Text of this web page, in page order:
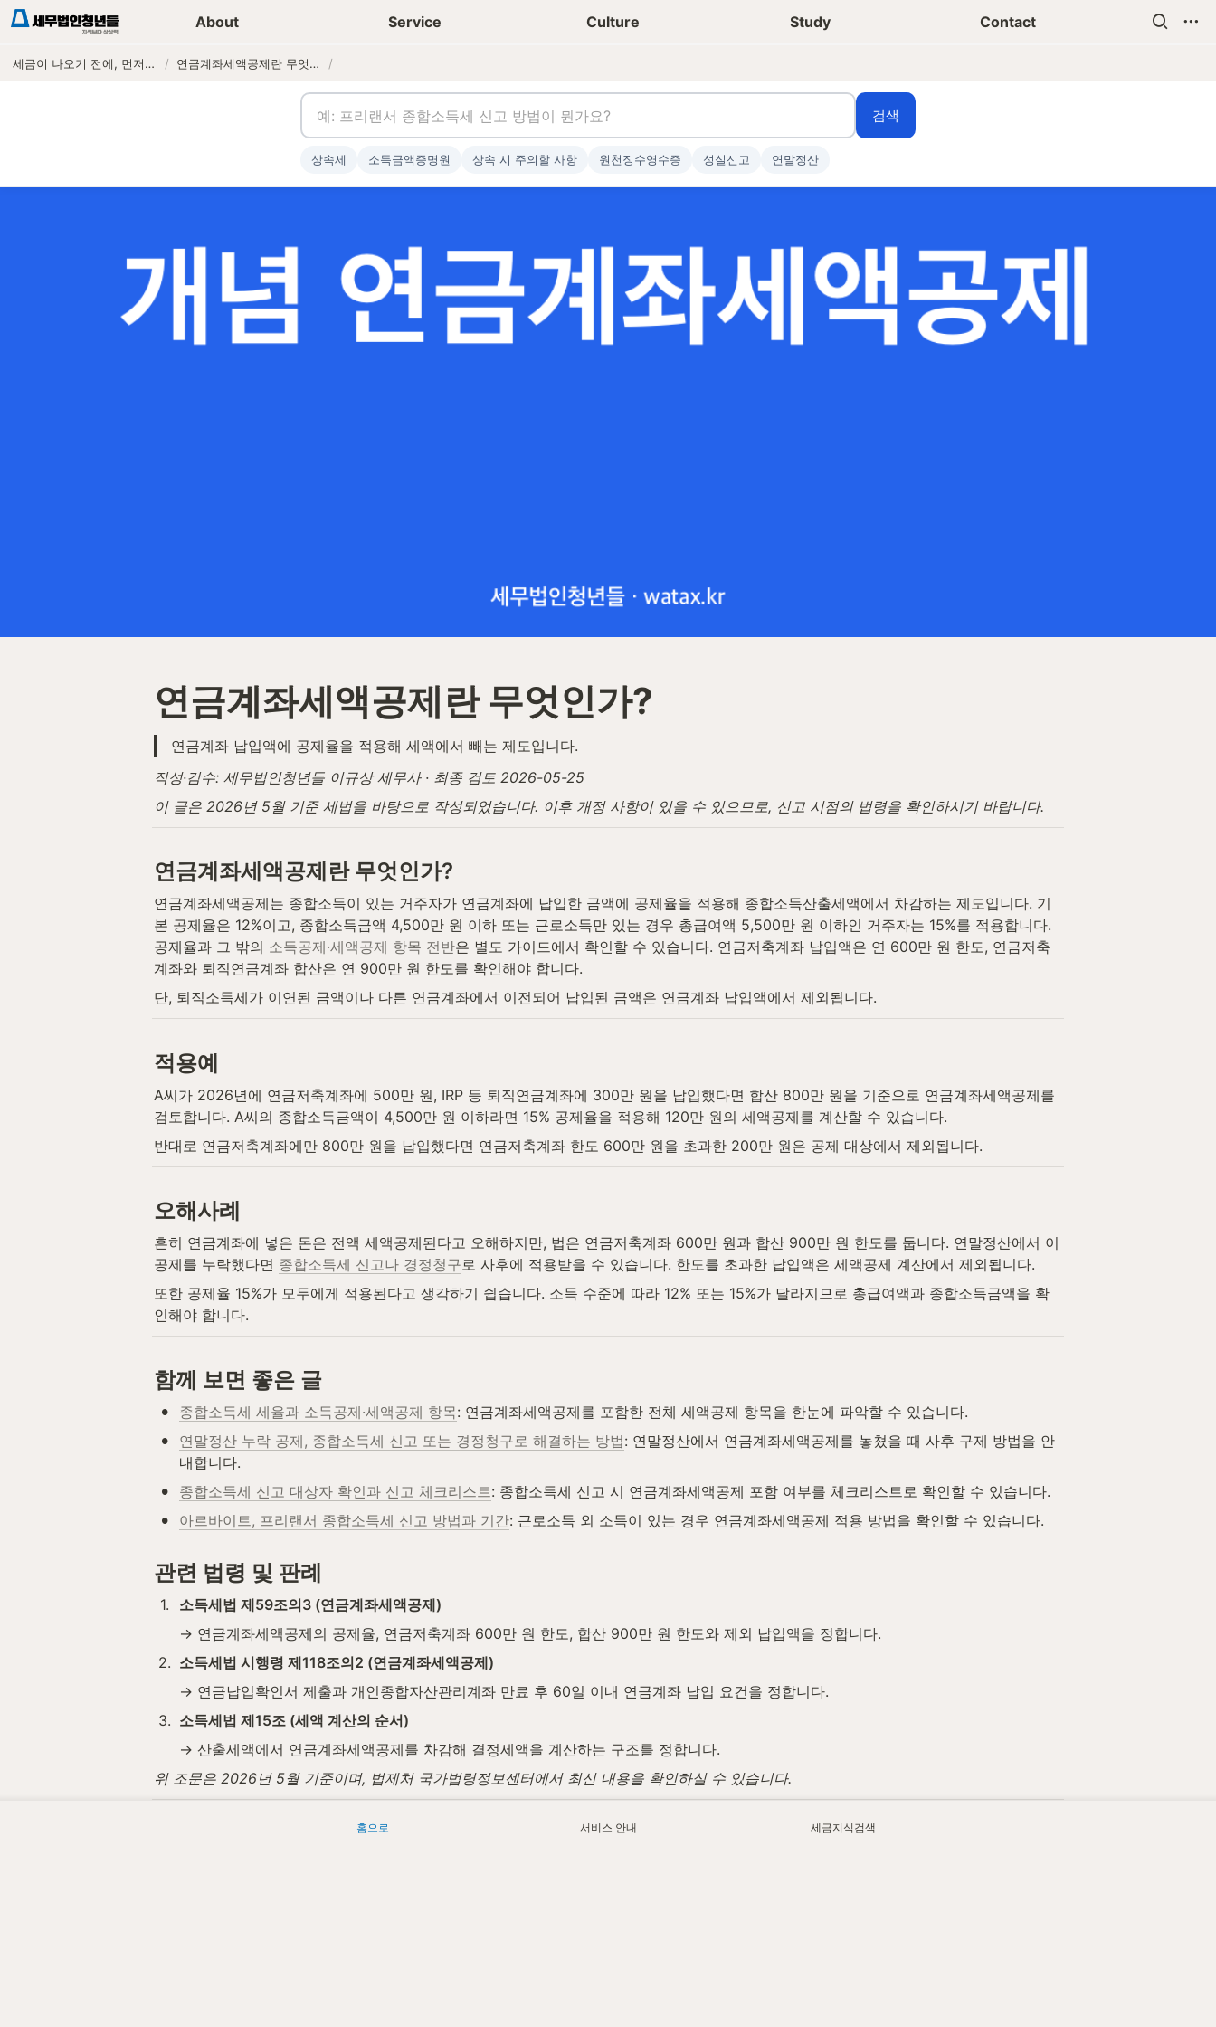
About Service Culture Study Contact
세금이 나오기 전에, 먼저 연락하는 세무법인 / 연금계좌세액공제란 무엇인가? /
세무가이드 콘텐츠 기장상담신청 청년들 일상
연금계좌세액공제란 무엇인가?
연금계좌 납입액에 공제율을 적용해 세액에서 빼는 제도입니다.
작성·감수: 세무법인청년들 이규상 세무사 · 최종 검토 2026-05-25
이 글은 2026년 5월 기준 세법을 바탕으로 작성되었습니다. 이후 개정 사항이 있을 수 있으므로, 신고 시점의 법령을 확인하시기 바랍니다.
연금계좌세액공제란 무엇인가?
연금계좌세액공제는 종합소득이 있는 거주자가 연금계좌에 납입한 금액에 공제율을 적용해 종합소득산출세액에서 차감하는 제도입니다. 기
본 공제율은 12%이고, 종합소득금액 4,500만 원 이하 또는 근로소득만 있는 경우 총급여액 5,500만 원 이하인 거주자는 15%를 적용합니다.
공제율과 그 밖의 소득공제·세액공제 항목 전반은 별도 가이드에서 확인할 수 있습니다. 연금저축계좌 납입액은 연 600만 원 한도, 연금저축
계좌와 퇴직연금계좌 합산은 연 900만 원 한도를 확인해야 합니다.
단, 퇴직소득세가 이연된 금액이나 다른 연금계좌에서 이전되어 납입된 금액은 연금계좌 납입액에서 제외됩니다.
적용예
A씨가 2026년에 연금저축계좌에 500만 원, IRP 등 퇴직연금계좌에 300만 원을 납입했다면 합산 800만 원을 기준으로 연금계좌세액공제를
검토합니다. A씨의 종합소득금액이 4,500만 원 이하라면 15% 공제율을 적용해 120만 원의 세액공제를 계산할 수 있습니다.
반대로 연금저축계좌에만 800만 원을 납입했다면 연금저축계좌 한도 600만 원을 초과한 200만 원은 공제 대상에서 제외됩니다.
오해사례
흔히 연금계좌에 넣은 돈은 전액 세액공제된다고 오해하지만, 법은 연금저축계좌 600만 원과 합산 900만 원 한도를 둡니다. 연말정산에서 이
공제를 누락했다면 종합소득세 신고나 경정청구 로 사후에 적용받을 수 있습니다. 한도를 초과한 납입액은 세액공제 계산에서 제외됩니다.
또한 공제율 15%가 모두에게 적용된다고 생각하기 쉽습니다. 소득 수준에 따라 12% 또는 15%가 달라지므로 총급여액과 종합소득금액을 확
인해야 합니다.
함께 보면 좋은 글
• 종합소득세 세율과 소득공제·세액공제 항목: 연금계좌세액공제를 포함한 전체 세액공제 항목을 한눈에 파악할 수 있습니다.
• 연말정산 누락 공제, 종합소득세 신고 또는 경정청구로 해결하는 방법: 연말정산에서 연금계좌세액공제를 놓쳤을 때 사후 구제 방법을 안
내합니다.
• 종합소득세 신고 대상자 확인과 신고 체크리스트: 종합소득세 신고 시 연금계좌세액공제 포함 여부를 체크리스트로 확인할 수 있습니다.
• 아르바이트, 프리랜서 종합소득세 신고 방법과 기간: 근로소득 외 소득이 있는 경우 연금계좌세액공제 적용 방법을 확인할 수 있습니다.
관련 법령 및 판례
1.
소득세법 제59조의3 (연금계좌세액공제)
→ 연금계좌세액공제의 공제율, 연금저축계좌 600만 원 한도, 합산 900만 원 한도와 제외 납입액을 정합니다.
2. 소득세법 시행령 제118조의2 (연금계좌세액공제)
→ 연금납입확인서 제출과 개인종합자산관리계좌 만료 후 60일 이내 연금계좌 납입 요건을 정합니다.
3. 소득세법 제15조 (세액 계산의 순서)
→ 산출세액에서 연금계좌세액공제를 차감해 결정세액을 계산하는 구조를 정합니다.
위 조문은 2026년 5월 기준이며, 법제처 국가법령정보센터에서 최신 내용을 확인하실 수 있습니다.
세무법인청년들은 연금계좌세액공제 적용 시 납입계좌 종류, 한도, 소득별 공제율, 제외 납입액을 함께 확인합니다.
검색
상속세 소득금액증명원 상속 시 주의할 사항 원천징수영수증 성실신고 연말정산
홈으로 서비스 안내 세금지식검색